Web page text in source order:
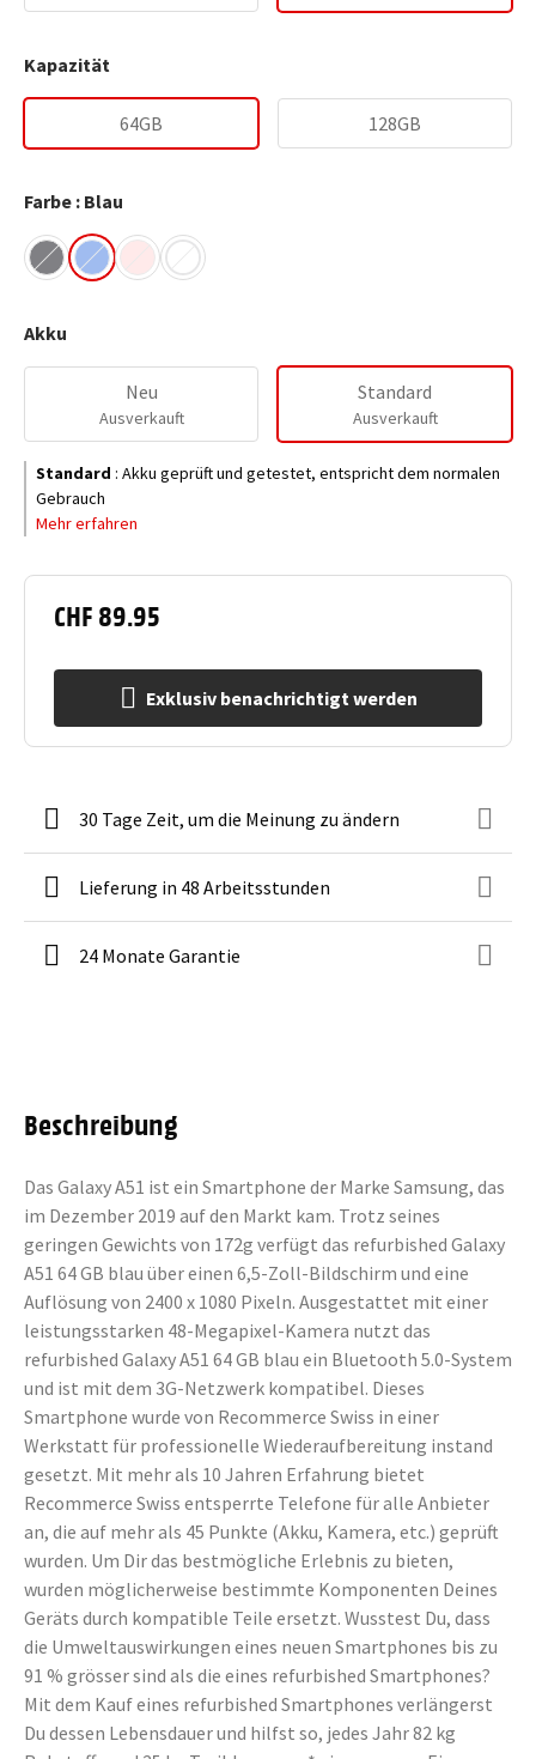
CHF 89.95
Exklusiv benachrichtigt werden
Kapazität
64GB 128GB
Farbe : Blau
Akku
Neu
Ausverkauft
Standard
Ausverkauft
Standard : Akku geprüft und getestet, entspricht dem normalen
Gebrauch
Mehr erfahren
30 Tage Zeit, um die Meinung zu ändern
Lieferung in 48 Arbeitsstunden
24 Monate Garantie
Beschreibung
Das Galaxy A51 ist ein Smartphone der Marke Samsung, das
im Dezember 2019 auf den Markt kam. Trotz seines
geringen Gewichts von 172g verfügt das refurbished Galaxy
A51 64 GB blau über einen 6,5-Zoll-Bildschirm und eine
Auflösung von 2400 x 1080 Pixeln. Ausgestattet mit einer
leistungsstarken 48-Megapixel-Kamera nutzt das
refurbished Galaxy A51 64 GB blau ein Bluetooth 5.0-System
und ist mit dem 3G-Netzwerk kompatibel. Dieses
Smartphone wurde von Recommerce Swiss in einer
Werkstatt für professionelle Wiederaufbereitung instand
gesetzt. Mit mehr als 10 Jahren Erfahrung bietet
Recommerce Swiss entsperrte Telefone für alle Anbieter
an, die auf mehr als 45 Punkte (Akku, Kamera, etc.) geprüft
wurden. Um Dir das bestmögliche Erlebnis zu bieten,
wurden möglicherweise bestimmte Komponenten Deines
Geräts durch kompatible Teile ersetzt. Wusstest Du, dass
die Umweltauswirkungen eines neuen Smartphones bis zu
91 % grösser sind als die eines refurbished Smartphones?
Mit dem Kauf eines refurbished Smartphones verlängerst
Du dessen Lebensdauer und hilfst so, jedes Jahr 82 kg